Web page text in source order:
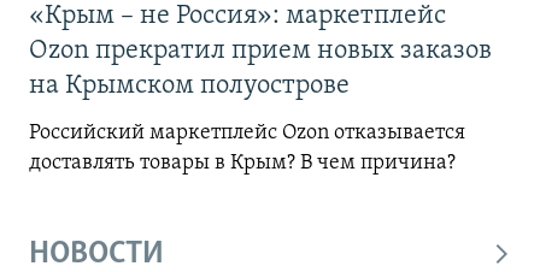
«Крым – не Россия»: маркетплейс
Ozon прекратил прием новых заказов
на Крымском полуострове
Российский маркетплейс Ozon отказывается
доставлять товары в Крым? В чем причина?
НОВОСТИ